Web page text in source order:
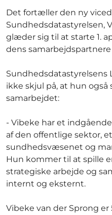
Det fortæller den ny
Sundhedsdatastyrelsen,
glæder sig til at starte 1.
dens
ikke skjul på, at hun
samarbejdet:
- Vibeke har et
af den offentlige sektor,
sundhedsvæsenet og
Hun kommer til at spille
strategiske arbejde og
internt og eksternt.
Vibeke van der Sprong er